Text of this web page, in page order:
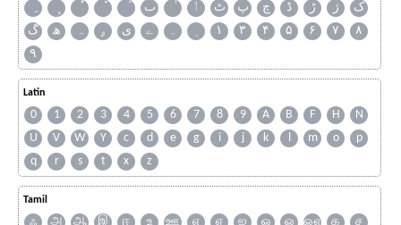
ٮ
ٲ ٹ پ چ ڈ ڑ ژ
ک
گ
ھ ہ ۄ ی ے ۔ ۱ ۳ ۴ ۵ ۶ ۷
۸
۹
Latin
0 1 2 3 4 5 6 7 8 9 A B F H
N
U
V W Y c d e g i j k l m o
p
q
r s t x z
Tamil
ஃ அ ஆ இ ஈ உ ஊ எ ஏ ஐ ஒ ஓ ஔ க
ச